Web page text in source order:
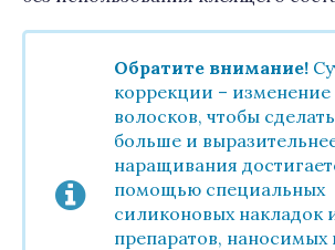
Обратите внимание!
коррекции – изменение
волосков, чтобы
больше и
наращивания
помощью специальных
силиконовых накладок
препаратов, наносимых